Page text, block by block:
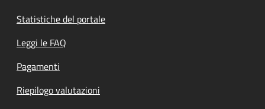
Statistiche del portale
Leggi le FAQ
Pagamenti
Riepilogo valutazioni